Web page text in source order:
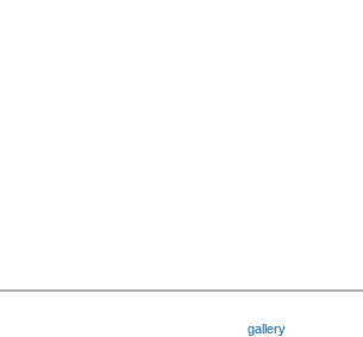
gallery